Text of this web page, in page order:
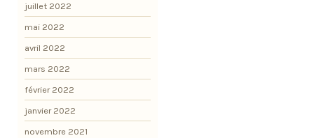
juillet 2022
mai 2022
avril 2022
mars 2022
février 2022
janvier 2022
novembre 2021